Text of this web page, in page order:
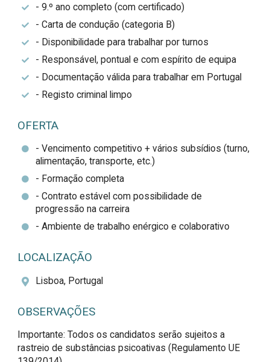
- 9.º ano completo (com certificado)
- Carta de condução (categoria B)
- Disponibilidade para trabalhar por turnos
- Responsável, pontual e com espírito de equipa
- Documentação válida para trabalhar em Portugal
- Registo criminal limpo
OFERTA
- Vencimento competitivo + vários subsídios (turno,
alimentação, transporte, etc.)
- Formação completa
- Contrato estável com possibilidade de
progressão na carreira
- Ambiente de trabalho enérgico e colaborativo
LOCALIZAÇÃO
Lisboa, Portugal
OBSERVAÇÕES
Importante: Todos os candidatos serão sujeitos a
rastreio de substâncias psicoativas (Regulamento UE